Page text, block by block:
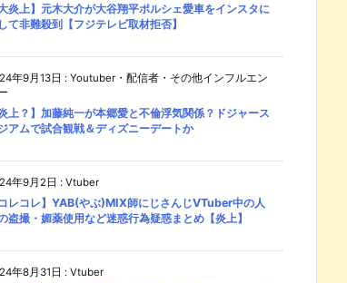
大炎上】元木大介が大谷翔平ポルシェ愛車をインスタに
て非難殺到【フジテレビ取材拒否】
年9月13日 : Youtuber・配信者・その他インフルエン
炎上？】加藤純一が本郷愛と不倫浮気関係？ドジャース
アムで試合観戦＆ディズニーデートか
年9月2日 : Vtuber
コレコレ】YAB(やぶ)MIX師にじさんじVTuber中の人
盗撮・媚薬使用など迷惑行為疑惑まとめ【炎上】
年8月31日 : Vtuber